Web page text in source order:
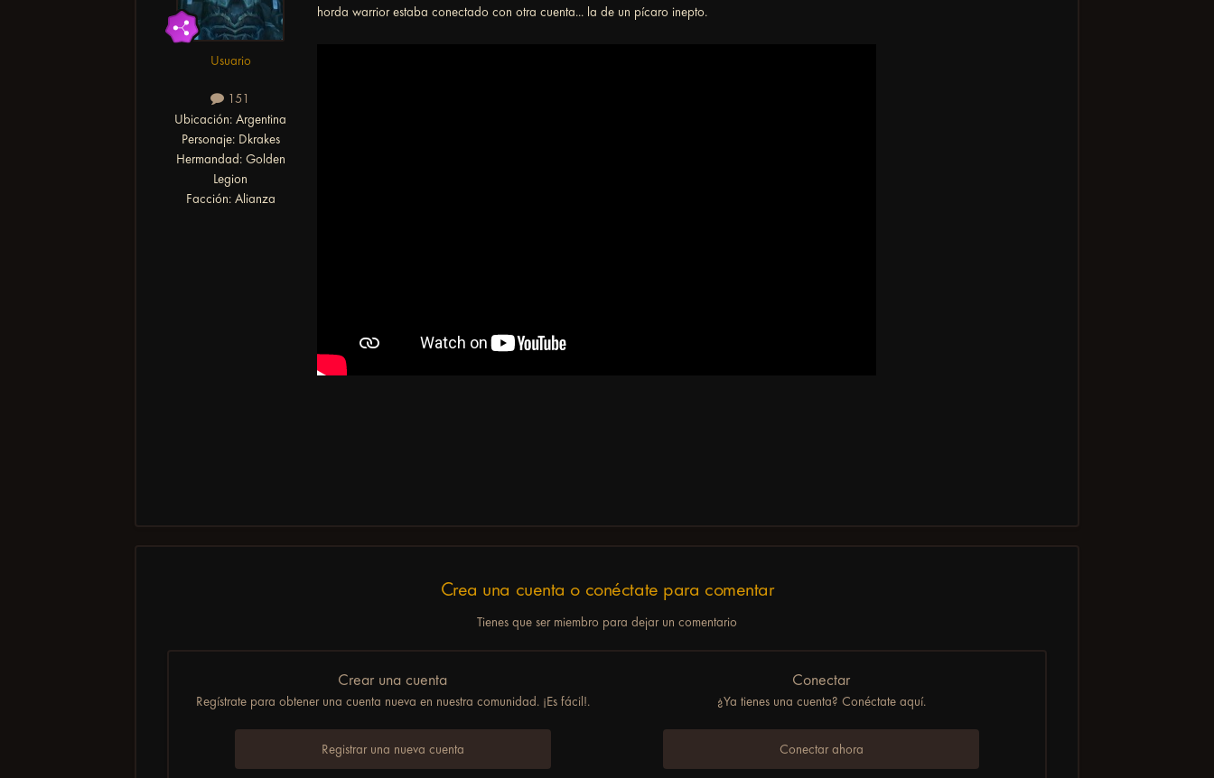
Usuario
151
Ubicación: Argentina
Personaje:Dkrakes
Hermandad:Golden
Legion
Facción:Alianza
horda warrior estaba conectado con otra cuenta... la de un pícaro inepto.
Crea una cuenta o conéctate para comentar
Tienes que ser miembro para dejar un comentario
Crear una cuenta
Regístrate para obtener una cuenta nueva en nuestra comunidad. ¡Es fácil!.
Registrar una nueva cuenta
Conectar
¿Ya tienes una cuenta? Conéctate aquí.
Conectar ahora